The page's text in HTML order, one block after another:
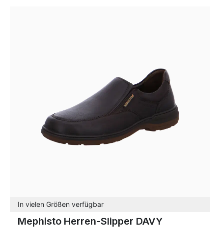
In vielen Größen verfügbar
Mephisto Herren-Slipper DAVY